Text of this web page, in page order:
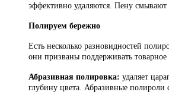
эффективно удаляются. Пену
Полируем бережно
Есть несколько разновидностей
они призваны поддерживать товарное
Абразивная полировка: удаляет
глубину цвета. Абразивные